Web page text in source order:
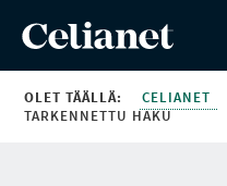
OLET TÄÄLLÄ: CELIANET
TARKENNETTU HAKU